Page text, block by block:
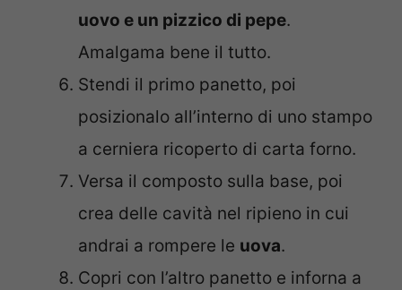
uovo e un pizzico di pepe.
Amalgama bene il tutto.
Stendi il primo panetto, poi
posizionalo all’interno di uno stampo
a cerniera ricoperto di carta forno.
Versa il composto sulla base, poi
crea delle cavità nel ripieno in cui
andrai a rompere le uova.
Copri con l’altro panetto e inforna a